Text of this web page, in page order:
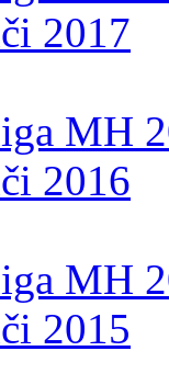
2017
MH
2016
MH
2015